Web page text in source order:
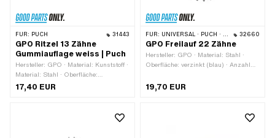
FÜR: PUCH 31443
GPO Ritzel 13 Zähne
Gummiauflage weiss | Puch
Hersteller: GPO · Material: Kunststoff ·
Material: Stahl · Oberfläche:
sandgestrahlt · Kettenteilung: 1/2" x
Verzahnung · Gesamtdicke: 16 mm
17,40 EUR
FÜR: UNIVERSAL · PUCH · SACHS 32660
GPO Freilauf 22 Zähne
Hersteller: GPO · Material: Stahl ·
Oberfläche: verzinkt (blau) · Anzahl
1/8" · Gewindeart: FG34.8 (1.37" 24G)
19,70 EUR